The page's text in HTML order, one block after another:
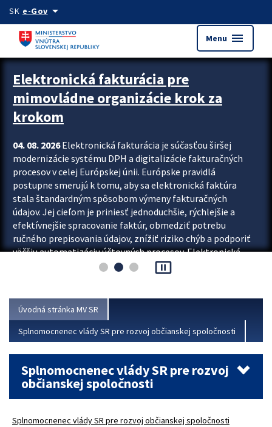
Preskocit na hlavný obsah
SK e-Govarrow_drop_down
Menu menu
Zastavit automatický posun upútavok
Elektronická fakturácia pre
mimovládne organizácie krok za
krokom
04. 08. 2026Elektronická fakturácia je súčasťou širšej
modernizácie systému DPH a digitalizácie fakturačných
procesov v celej Európskej únii. Európske pravidlá
postupne smerujú k tomu, aby sa elektronická faktúra
stala štandardným spôsobom výmeny fakturačných
údajov. Jej cieľom je priniesť jednoduchšie, rýchlejšie a
efektívnejšie spracovanie faktúr, obmedziť potrebu
ručného prepisovania údajov, znížiť riziko chýb a podporiť
väčšiu automatizáciu účtovných procesov. Elektronická
fakturácia preto nepredstavuje...
pause_presentation
Úvodná stránka MV SR
Splnomocnenec vlády SR pre rozvoj občianskej spoločnosti
Splnomocnenec vlády SR pre rozvoj
občianskej spoločnosti
Splnomocnenec vlády SR pre rozvoj občianskej spoločnosti